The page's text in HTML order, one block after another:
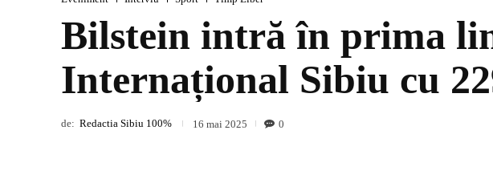
Bilstein intră în prima
Internațional Sibiu cu
de: Redactia Sibiu 100% 16 mai 2025 0